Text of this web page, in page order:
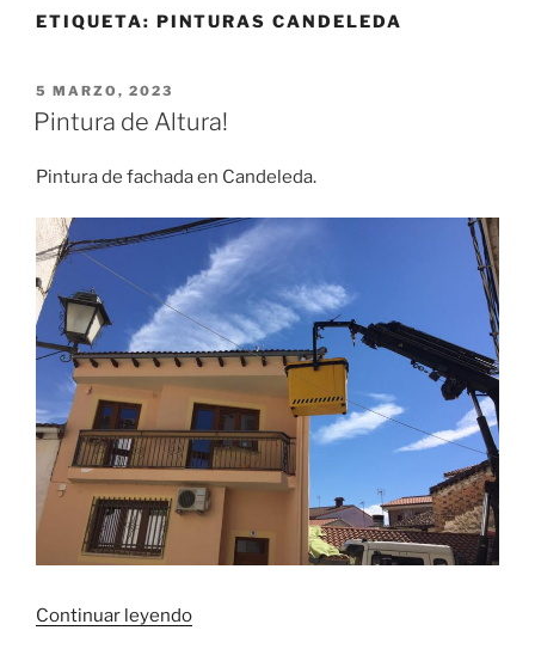
ETIQUETA: PINTURAS CANDELEDA
PUBLICADO
EL
5 MARZO, 2023
Pintura de Altura!
Pintura de fachada en Candeleda.
Continuar leyendo«Pintura